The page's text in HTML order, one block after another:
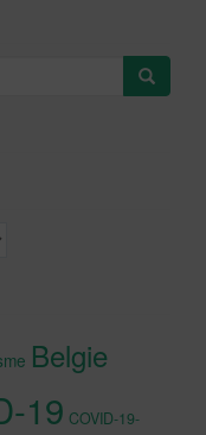
te
Belgie
19 COVID-19-